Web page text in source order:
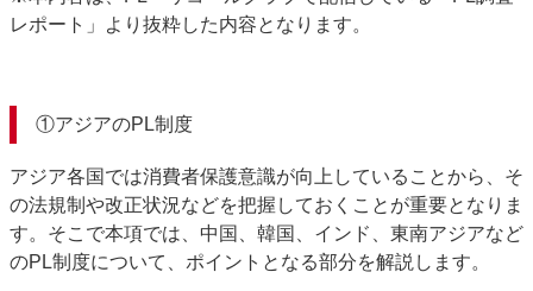
レポート」より抜粋した内容となります。
①アジアのPL制度
アジア各国では消費者保護意識が向上していることから、そ
の法規制や改正状況などを把握しておくことが重要となりま
す。そこで本項では、中国、韓国、インド、東南アジアなど
のPL制度について、ポイントとなる部分を解説します。